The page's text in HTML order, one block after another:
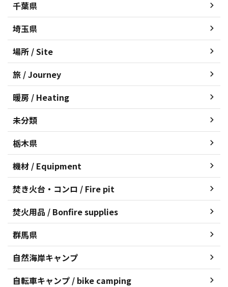
千葉県
埼玉県
場所 / Site
旅 / Journey
暖房 / Heating
未分類
栃木県
機材 / Equipment
焚き火台・コンロ / Fire pit
焚火用品 / Bonfire supplies
群馬県
自然海岸キャンプ
自転車キャンプ / bike camping